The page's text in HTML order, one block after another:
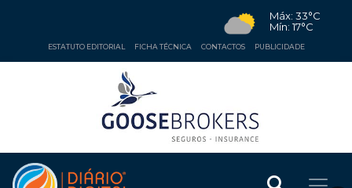
Máx: 33°C
Mín: 17°C
ESTATUTO EDITORIAL FICHA TÉCNICA CONTACTOS PUBLICIDADE